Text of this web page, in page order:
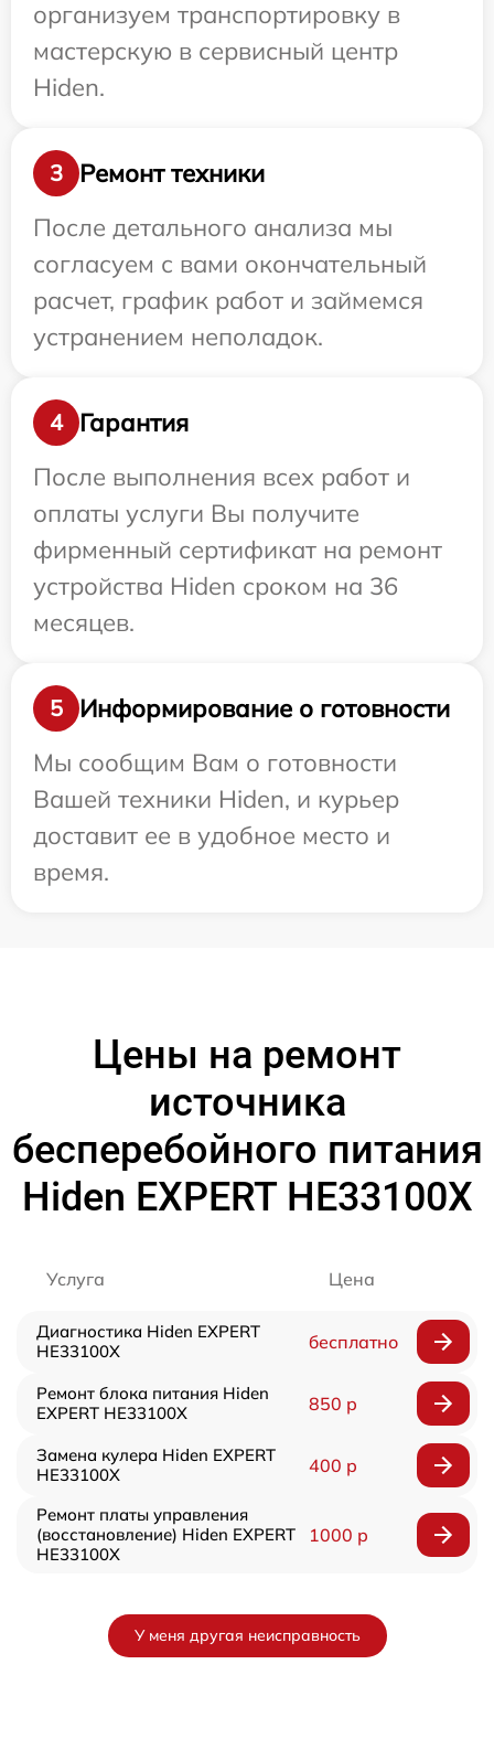
организуем транспортировку в
мастерскую в сервисный центр
Hiden.
3
Ремонт техники
После детального анализа мы
согласуем с вами окончательный
расчет, график работ и займемся
устранением неполадок.
4
Гарантия
После выполнения всех работ и
оплаты услуги Вы получите
фирменный сертификат на ремонт
устройства Hiden сроком на 36
месяцев.
5
Информирование о готовности
Мы сообщим Вам о готовности
Вашей техники Hiden, и курьер
доставит ее в удобное место и
время.
Цены на ремонт
источника
бесперебойного питания
Hiden EXPERT HE33100X
Услуга Цена
Диагностика Hiden EXPERT
HE33100X
бесплатно
Ремонт блока питания Hiden
EXPERT HE33100X
850 р
Замена кулера Hiden EXPERT
HE33100X
400 р
Ремонт платы управления
(восстановление) Hiden EXPERT
HE33100X
1000 р
У меня другая неисправность